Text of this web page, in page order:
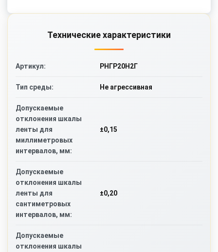
Технические характеристики
Артикул: РНГР20Н2Г
Тип среды: Не агрессивная
Допускаемые
отклонения шкалы
ленты для
миллиметровых
интервалов, мм:
±0,15
Допускаемые
отклонения шкалы
ленты для
сантиметровых
интервалов, мм:
±0,20
Допускаемые
отклонения шкалы